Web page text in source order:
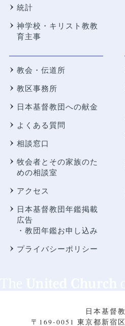
統計
神学校・キリスト教教
育主事
教会・伝道所
教区事務所
日本基督教団への献金
よくある質問
相談窓口
牧会者とその家族のた
めの相談室
アクセス
日本基督教団年鑑掲載
広告
・教団年鑑お申し込み
プライバシーポリシー
日本基督
〒169-0051 東京都新宿